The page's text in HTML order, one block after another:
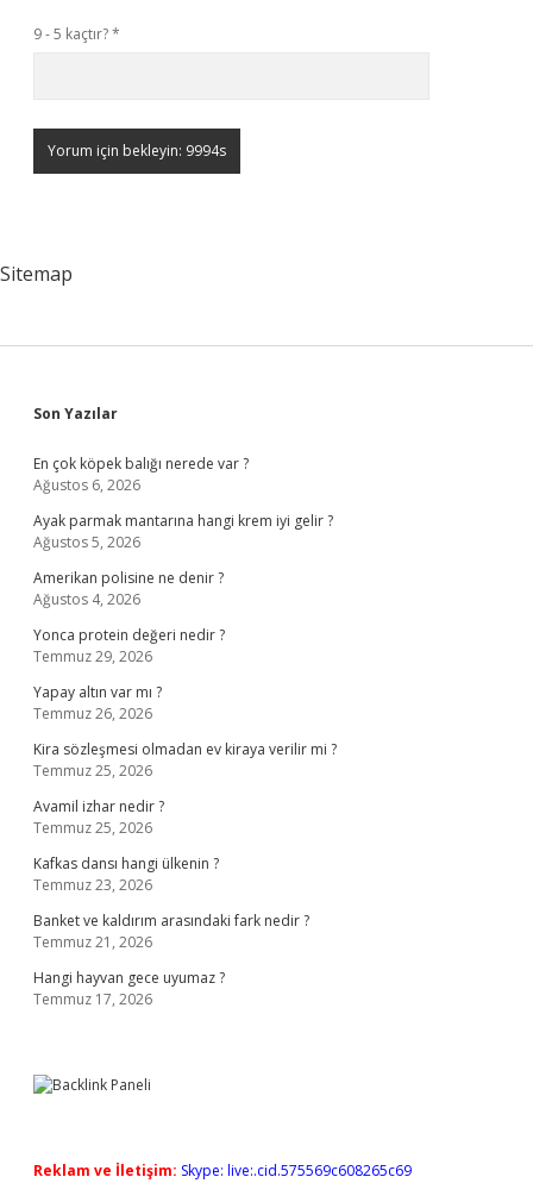
9 - 5 kaçtır?*
Sitemap
Sidebar
Son Yazılar
En çok köpek balığı nerede var ?
Ağustos 6, 2026
Ayak parmak mantarına hangi krem iyi gelir ?
Ağustos 5, 2026
Amerikan polisine ne denir ?
Ağustos 4, 2026
Yonca protein değeri nedir ?
Temmuz 29, 2026
Yapay altın var mı ?
Temmuz 26, 2026
Kira sözleşmesi olmadan ev kiraya verilir mi ?
Temmuz 25, 2026
Avamil izhar nedir ?
Temmuz 25, 2026
Kafkas dansı hangi ülkenin ?
Temmuz 23, 2026
Banket ve kaldırım arasındaki fark nedir ?
Temmuz 21, 2026
Hangi hayvan gece uyumaz ?
Temmuz 17, 2026
Reklam ve İletişim: Skype: live:.cid.575569c608265c69